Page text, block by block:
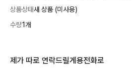
상품상태새 상품 (미사용)
수량1개
제가 따로 연락드릴게용전화로